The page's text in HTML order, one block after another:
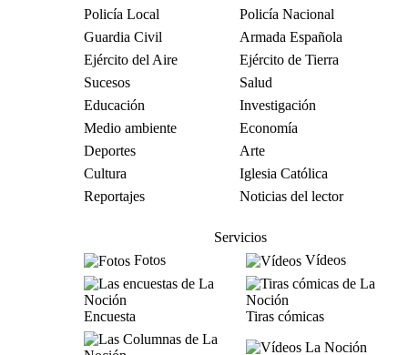
Policía Local
Policía Nacional
Guardia Civil
Armada Española
Ejército del Aire
Ejército de Tierra
Sucesos
Salud
Educación
Investigación
Medio ambiente
Economía
Deportes
Arte
Cultura
Iglesia Católica
Reportajes
Noticias del lector
Servicios
Fotos
Vídeos
Encuesta Tiras cómicas